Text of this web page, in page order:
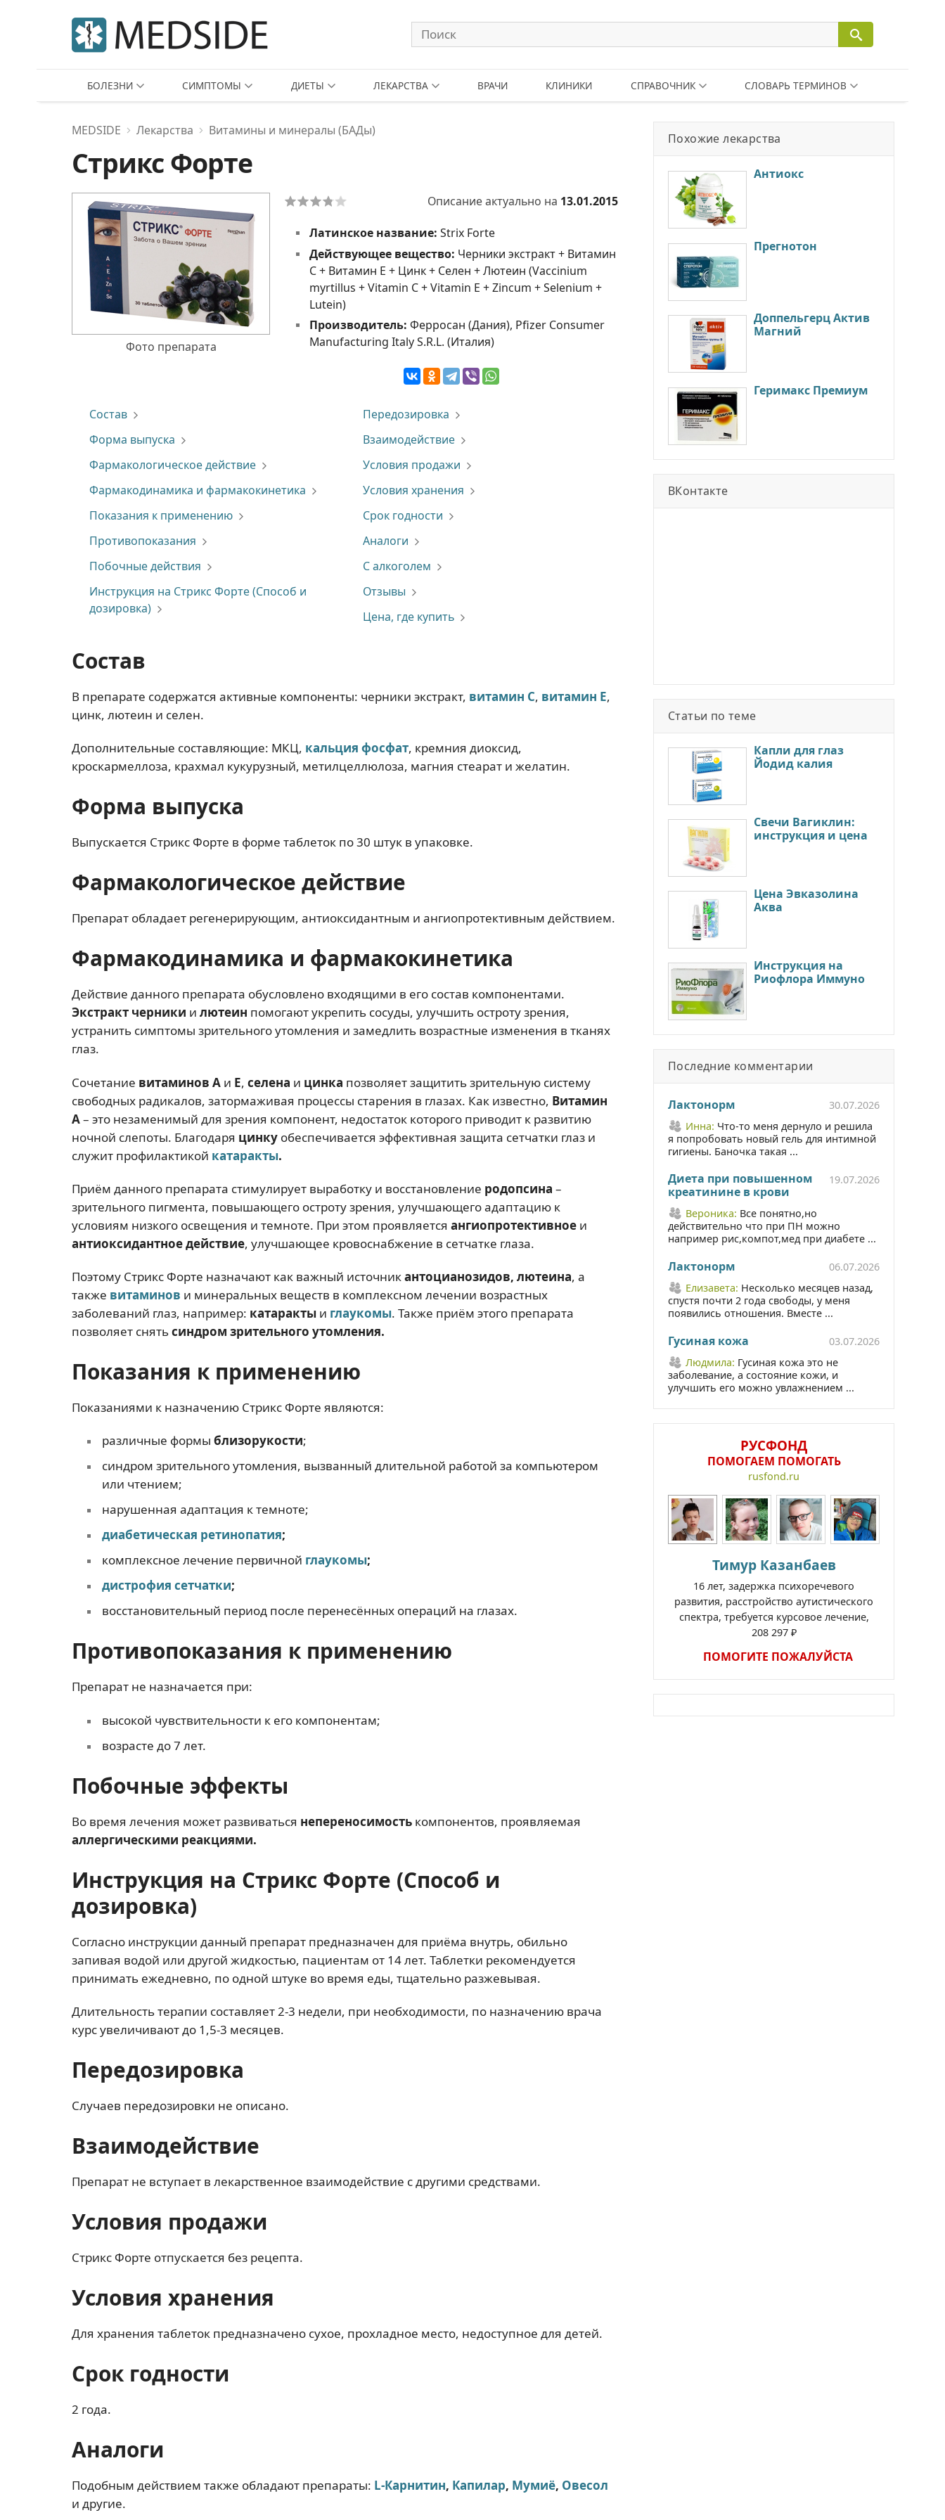
БОЛЕЗНИ СИМПТОМЫ ДИЕТЫ ЛЕКАРСТВА ВРАЧИ КЛИНИКИ СПРАВОЧНИК СЛОВАРЬ ТЕРМИНОВ
MEDSIDE Лекарства Витамины и минералы (БАДы)
Стрикс Форте
Фото препарата
Описание актуально на 13.01.2015
Латинское название: Strix Forte
Действующее вещество: Черники экстракт + Витамин
С + Витамин Е + Цинк + Селен + Лютеин (Vaccinium
myrtillus + Vitamin C + Vitamin Е + Zincum + Selenium +
Lutein)
Производитель: Ферросан (Дания), Pfizer Consumer
Manufacturing Italy S.R.L. (Италия)
Состав
Форма выпуска
Фармакологическое действие
Фармакодинамика и фармакокинетика
Показания к применению
Противопоказания
Побочные действия
Инструкция на Стрикс Форте (Способ и
дозировка)
Передозировка
Взаимодействие
Условия продажи
Условия хранения
Срок годности
Аналоги
С алкоголем
Отзывы
Цена, где купить
Состав
В препарате содержатся активные компоненты: черники экстракт, витамин С, витамин Е,
цинк, лютеин и селен.
Дополнительные составляющие: МКЦ, кальция фосфат, кремния диоксид,
кроскармеллоза, крахмал кукурузный, метилцеллюлоза, магния стеарат и желатин.
Форма выпуска
Выпускается Стрикс Форте в форме таблеток по 30 штук в упаковке.
Фармакологическое действие
Препарат обладает регенерирующим, антиоксидантным и ангиопротективным действием.
Фармакодинамика и фармакокинетика
Действие данного препарата обусловлено входящими в его состав компонентами.
Экстракт черники и лютеин помогают укрепить сосуды, улучшить остроту зрения,
устранить симптомы зрительного утомления и замедлить возрастные изменения в тканях
глаз.
Сочетание витаминов A и E, селена и цинка позволяет защитить зрительную систему
свободных радикалов, затормаживая процессы старения в глазах. Как известно, Витамин
A– это незаменимый для зрения компонент, недостаток которого приводит к развитию
ночной слепоты. Благодаря цинку обеспечивается эффективная защита сетчатки глаз и
служит профилактикой катаракты.
Приём данного препарата стимулирует выработку и восстановление родопсина –
зрительного пигмента, повышающего остроту зрения, улучшающего адаптацию к
условиям низкого освещения и темноте. При этом проявляется ангиопротективное и
антиоксидантноедействие, улучшающее кровоснабжение в сетчатке глаза.
Поэтому Стрикс Форте назначают как важный источникантоцианозидов, лютеина, а
также витаминов и минеральных веществ в комплексном лечении возрастных
заболеваний глаз, например: катаракты и глаукомы. Также приём этого препарата
позволяет снятьсиндром зрительного утомления.
Показания к применению
Показаниями к назначению Стрикс Форте являются:
различные формы близорукости;
синдром зрительного утомления, вызванный длительной работой за компьютером
или чтением;
нарушенная адаптация к темноте;
диабетическая ретинопатия;
комплексное лечение первичной глаукомы;
дистрофия сетчатки;
восстановительный период после перенесённых операций на глазах.
Противопоказания к применению
Препарат не назначается при:
высокой чувствительности к его компонентам;
возрасте до 7 лет.
Побочные эффекты
Во время лечения может развиваться непереносимость компонентов, проявляемая
аллергическими реакциями.
Инструкция на Стрикс Форте (Способ и
дозировка)
Согласно инструкции данный препарат предназначен для приёма внутрь, обильно
запивая водой или другой жидкостью, пациентам от 14 лет. Таблетки рекомендуется
принимать ежедневно, по одной штуке во время еды, тщательно разжевывая.
Длительность терапии составляет 2-3 недели, при необходимости, по назначению врача
курс увеличивают до 1,5-3 месяцев.
Передозировка
Случаев передозировки не описано.
Взаимодействие
Препарат не вступает в лекарственное взаимодействие с другими средствами.
Условия продажи
Стрикс Форте отпускается без рецепта.
Условия хранения
Для хранения таблеток предназначено сухое, прохладное место, недоступное для детей.
Срок годности
2 года.
Аналоги
Подобным действием также обладают препараты: L-Карнитин, Капилар, Мумиё, Овесол
и другие.
Похожие лекарства
Антиокс
Прегнотон
Доппельгерц Актив
Магний
Геримакс Премиум
ВКонтакте
Статьи по теме
Капли для глаз
Йодид калия
Свечи Вагиклин:
инструкция и цена
Цена Эвказолина
Аква
Инструкция на
Риофлора Иммуно
Последние комментарии
Лактонорм
30.07.2026
Инна: Что-то меня дернуло и решила
я попробовать новый гель для интимной
гигиены. Баночка такая ...
Диета при повышенном
креатинине в крови
19.07.2026
Вероника: Все понятно,но
действительно что при ПН можно
например рис,компот,мед при диабете ...
Лактонорм
06.07.2026
Елизавета: Несколько месяцев назад,
спустя почти 2 года свободы, у меня
появились отношения. Вместе ...
Гусиная кожа
03.07.2026
Людмила: Гусиная кожа это не
заболевание, а состояние кожи, и
улучшить его можно увлажнением ...
РУСФОНД
ПОМОГАЕМ ПОМОГАТЬ
rusfond.ru
Тимур Казанбаев
16 лет, задержка психоречевого
развития, расстройство аутистического
спектра, требуется курсовое лечение,
208 297 ₽
ПОМОГИТЕ ПОЖАЛУЙСТА